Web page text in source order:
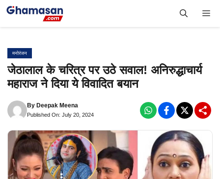
Skip
मनोरंजन
जेठालाल के चरित्र पर उठे सवाल! अनिरुद्धाचार्य
महाराज ने दिया ये विवादित बयान
By Deepak Meena
Published On: July 20, 2024